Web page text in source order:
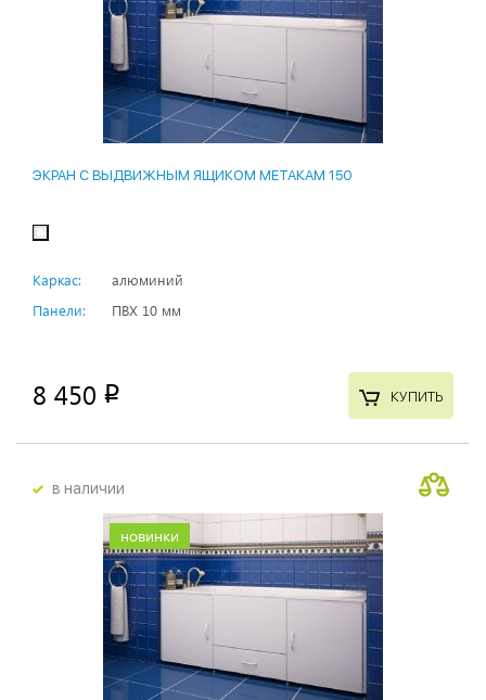
ЭКРАН С ВЫДВИЖНЫМ ЯЩИКОМ МЕТАКАМ 150
Каркас:
алюминий
Панели:
ПВХ 10 мм
8 450 p КУПИТЬ
в наличии
новинки